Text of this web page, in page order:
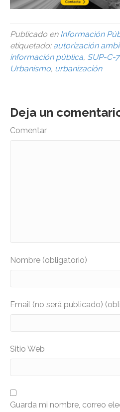
Publicado en Información
etiquetado: autorización
información pública, SUP-C-
Urbanismo, urbanización
Deja un
Comentar
Nombre (obligatorio)
Email (no será publicado)
Sitio Web
Guarda mi nombre, correo